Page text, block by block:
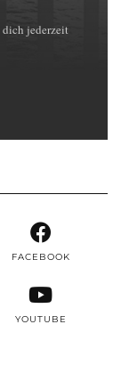
dich jederzeit
FACEBOOK
YOUTUBE